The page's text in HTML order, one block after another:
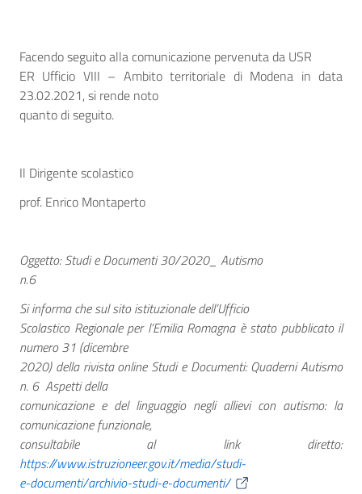
Facendo seguito alla comunicazione pervenuta da USR
ER Ufficio VIII – Ambito territoriale di Modena in data
23.02.2021, si rende noto
quanto di seguito.
Il Dirigente scolastico
prof. Enrico Montaperto
Oggetto: Studi e Documenti 30/2020_ Autismo
n.6
Si informa che sul sito istituzionale dell’Ufficio
Scolastico Regionale per l’Emilia Romagna è stato pubblicato il
numero 31 (dicembre
2020) della rivista online Studi e Documenti: Quaderni Autismo
n. 6  Aspetti della
comunicazione e del linguaggio negli allievi con autismo: la
comunicazione funzionale,
consultabile al link diretto:
https://www.istruzioneer.gov.it/media/studi-
e-documenti/archivio-studi-e-documenti/